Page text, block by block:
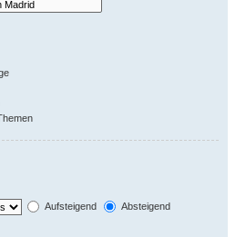
Aufsteigend
Absteigend